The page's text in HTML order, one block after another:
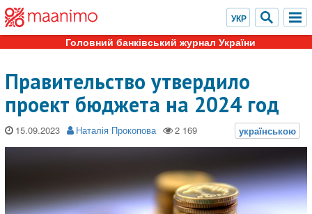
Головний банківський журнал України
Правительство утвердило
проект бюджета на 2024 год
15.09.2023 Наталія Прокопова